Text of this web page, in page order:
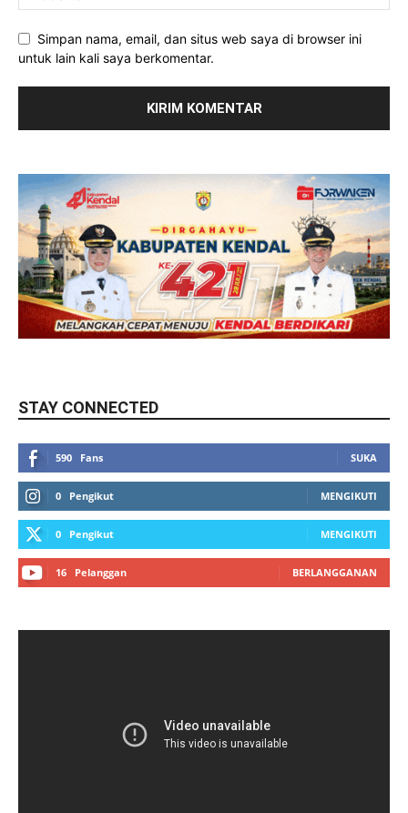
Simpan nama, email, dan situs web saya di browser ini
untuk lain kali saya berkomentar.
STAY CONNECTED
590 Fans SUKA
0 Pengikut MENGIKUTI
0 Pengikut MENGIKUTI
16 Pelanggan BERLANGGANAN